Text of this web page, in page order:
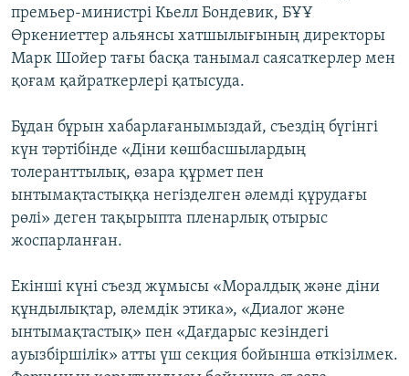
Басқа тілдерде
премьер-министрі Кьелл Бондевик, БҰҰ
Өркениеттер альянсы хатшылығының директоры
Марк Шойер тағы басқа танымал саясаткерлер мен
қоғам қайраткерлері қатысуда.
Бұдан бұрын хабарлағанымыздай, съездің бүгінгі
күн тәртібінде «Діни көшбасшылардың
толеранттылық, өзара құрмет пен
ынтымақтастыққа негізделген әлемді құрудағы
рөлі» деген тақырыпта пленарлық отырыс
жоспарланған.
Екінші күні съезд жұмысы «Моралдық және діни
құндылықтар, әлемдік этика», «Диалог және
ынтымақтастық» пен «Дағдарыс кезіндегі
ауызбіршілік» атты үш секция бойынша өткізілмек.